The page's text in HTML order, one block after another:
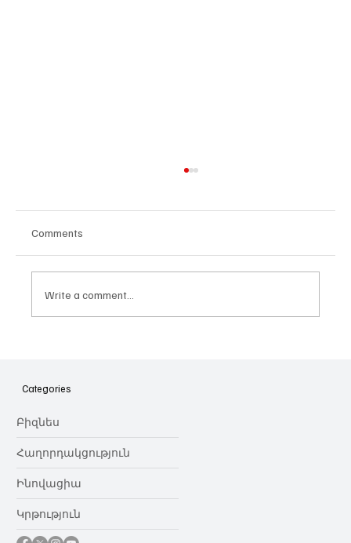
նվիրում որոշում
Comments
Write a comment...
Categories
Բիզնես
Հաղորդակցություն
Ինովացիա
Կրթություն